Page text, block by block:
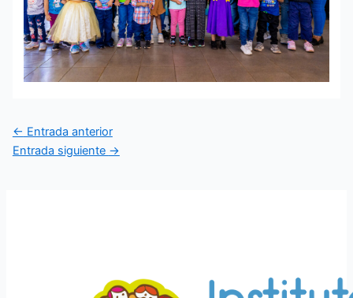
Navegación
de
← Entrada anterior
Entrada siguiente →